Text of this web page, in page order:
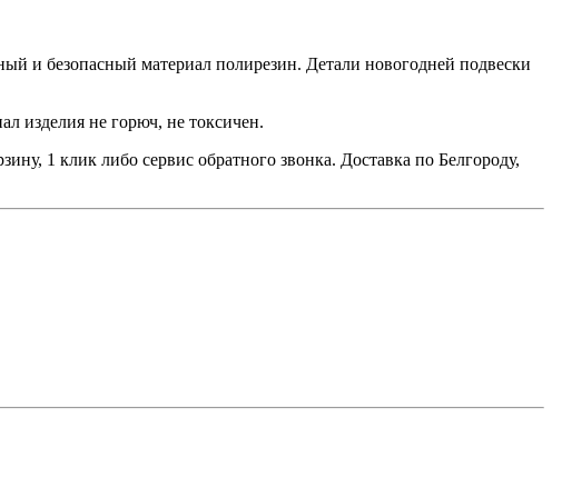
и безопасный материал полирезин. Детали новогодней подвески
изделия не горюч, не токсичен.
1 клик либо сервис обратного звонка. Доставка по Белгороду,